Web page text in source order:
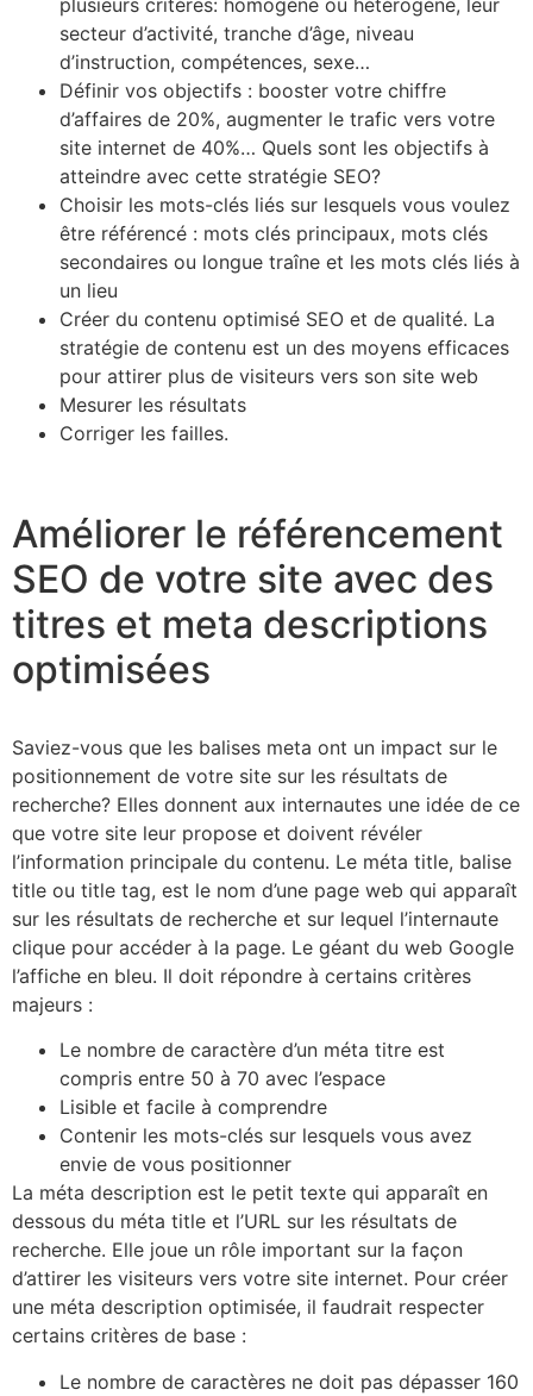
secteur d’activité, tranche d’âge, niveau
d’instruction, compétences, sexe…
Définir vos objectifs : booster votre chiffre
d’affaires de 20%, augmenter le trafic vers votre
site internet de 40%… Quels sont les objectifs à
atteindre avec cette stratégie SEO?
Choisir les mots-clés liés sur lesquels vous voulez
être référencé : mots clés principaux, mots clés
secondaires ou longue traîne et les mots clés liés à
un lieu
Créer du contenu optimisé SEO et de qualité. La
stratégie de contenu est un des moyens efficaces
pour attirer plus de visiteurs vers son site web
Mesurer les résultats
Corriger les failles.
Améliorer le référencement
SEO de votre site avec des
titres et meta descriptions
optimisées
Saviez-vous que les balises meta ont un impact sur le
positionnement de votre site sur les résultats de
recherche? Elles donnent aux internautes une idée de ce
que votre site leur propose et doivent révéler
l’information principale du contenu. Le méta title, balise
title ou title tag, est le nom d’une page web qui apparaît
sur les résultats de recherche et sur lequel l’internaute
clique pour accéder à la page. Le géant du web Google
l’affiche en bleu. Il doit répondre à certains critères
majeurs :
Le nombre de caractère d’un méta titre est
compris entre 50 à 70 avec l’espace
Lisible et facile à comprendre
Contenir les mots-clés sur lesquels vous avez
envie de vous positionner
La méta description est le petit texte qui apparaît en
dessous du méta title et l’URL sur les résultats de
recherche. Elle joue un rôle important sur la façon
d’attirer les visiteurs vers votre site internet. Pour créer
une méta description optimisée, il faudrait respecter
certains critères de base :
Le nombre de caractères ne doit pas dépasser 160